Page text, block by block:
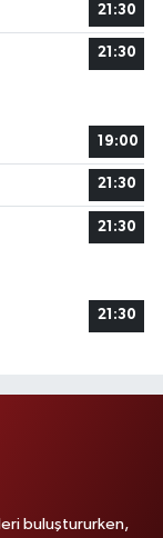
21:30
21:30
19:00
21:30
21:30
21:30
buluştururken,